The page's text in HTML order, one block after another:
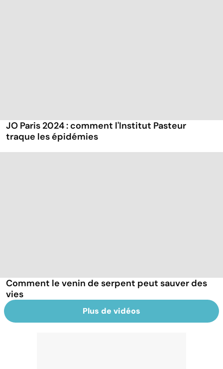
JO Paris 2024 : comment l'Institut Pasteur
traque les épidémies
Comment le venin de serpent peut sauver des
vies
Plus de vidéos